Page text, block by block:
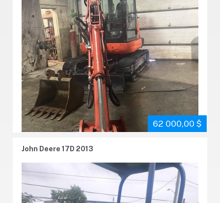
62 000,00 $
John Deere 17D 2013